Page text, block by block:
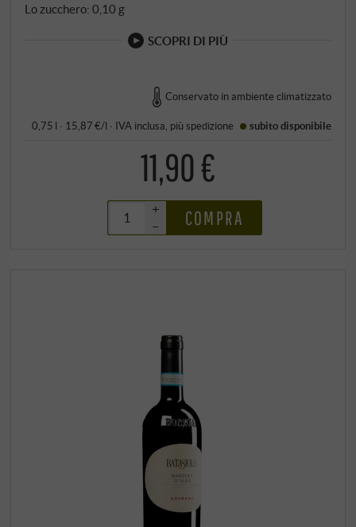
Lo zucchero: 0,10 g
SCOPRI DI PIÙ
Conservato in ambiente climatizzato
0,75 l · 15,87 €/l · IVA inclusa , piùspedizione subito disponibile
11,90 €
+
–
COMPRA